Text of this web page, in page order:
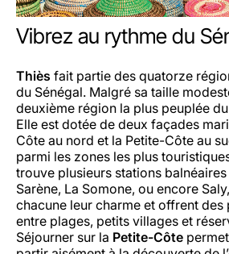
Vibrez au rythme du
Thiès fait partie des quatorze
du Sénégal. Malgré sa taille
deuxième région la plus peuplée
Elle est dotée de deux façades
Côte au nord et la Petite-Côte au
parmi les zones les plus
trouve plusieurs stations
Sarène, La Somone, ou encore
chacune leur charme et offrent des
entre plages, petits villages et
Séjourner sur la Petite-Côte